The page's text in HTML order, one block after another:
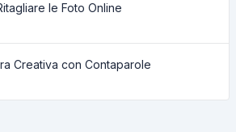
le Foto Online
Creativa con Contaparole